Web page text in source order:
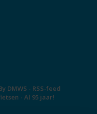
DMWS - RSS-feed
- Al 95 jaar!